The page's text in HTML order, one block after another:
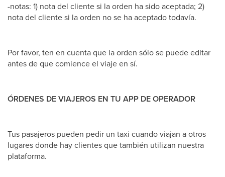
-notas: 1) nota del cliente si la orden ha sido aceptada; 2)
nota del cliente si la orden no se ha aceptado todavía.
Por favor, ten en cuenta que la orden sólo se puede editar
antes de que comience el viaje en sí.
ÓRDENES DE VIAJEROS EN TU APP DE OPERADOR
Tus pasajeros pueden pedir un taxi cuando viajan a otros
lugares donde hay clientes que también utilizan nuestra
plataforma.